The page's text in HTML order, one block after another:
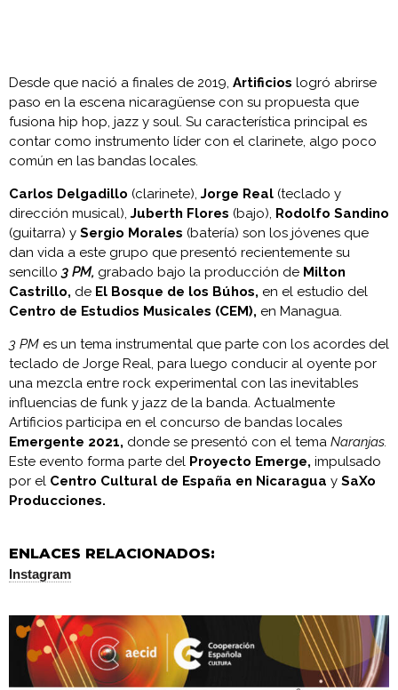
Desde que nació a finales de 2019, Artificios logró abrirse
paso en la escena nicaragüense con su propuesta que
fusiona hip hop, jazz y soul. Su característica principal es
contar como instrumento líder con el clarinete, algo poco
común en las bandas locales.
Carlos Delgadillo (clarinete), Jorge Real (teclado y
dirección musical), Juberth Flores (bajo), Rodolfo Sandino
(guitarra) y Sergio Morales (batería) son los jóvenes que
dan vida a este grupo que presentó recientemente su
sencillo3 PM, grabado bajo la producción de Milton
Castrillo, de El Bosque de los Búhos, en el estudio del
Centro de Estudios Musicales (CEM), en Managua.
3 PM es un tema instrumental que parte con los acordes del
teclado de Jorge Real, para luego conducir al oyente por
una mezcla entre rock experimental con las inevitables
influencias de funk y jazz de la banda. Actualmente
Artificios participa en el concurso de bandas locales
Emergente 2021, donde se presentó con el tema Naranjas.
Este evento forma parte del Proyecto Emerge, impulsado
por el Centro Cultural de España en Nicaragua y SaXo
Producciones.
ENLACES RELACIONADOS:
Instagram